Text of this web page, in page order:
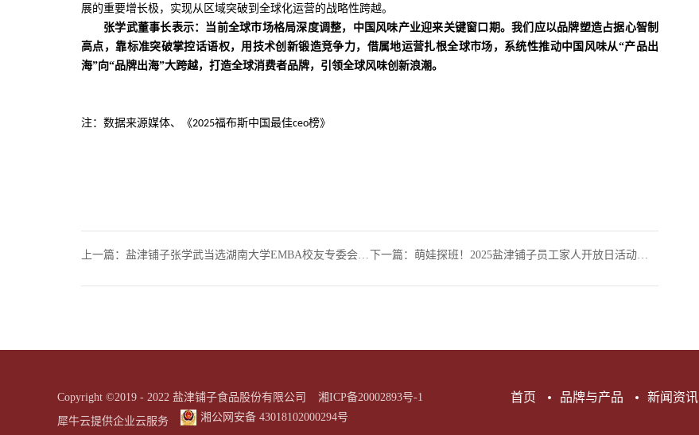
展的重要增长极，实现从区域突破到全球化运营的战略性跨越。
张学武董事长表示：当前全球市场格局深度调整，中国风味产业迎来关键窗口期。我们应以品牌塑造占据心智制
高点，靠标准突破掌控话语权，用技术创新锻造竞争力，借属地运营扎根全球市场，系统性推动中国风味从“产品出
海”向“品牌出海”大跨越，打造全球消费者品牌，引领全球风味创新浪潮。
注：数据来源媒体、《2025福布斯中国最佳ceo榜》
上一篇： 盐津铺子张学武当选湖南大学EMBA校友专委会首届理事会会长 下一篇： 萌娃探班！2025盐津铺子员工家人开放日活动正式举行
Copyright ©2019 - 2022 盐津铺子食品股份有限公司
湘ICP备20002893号-1
犀牛云提供企业云服务
湘公网安备 43018102000294号
首页 品牌与产品 新闻资讯